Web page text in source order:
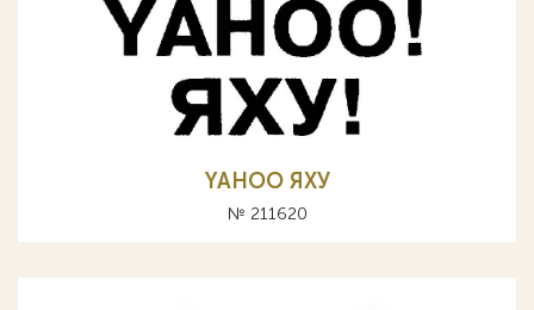
YAHOO ЯХУ
№ 211620